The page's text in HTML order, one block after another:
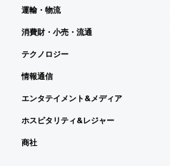
運輸・物流
消費財・小売・流通
テクノロジー
情報通信
エンタテイメント&メディア
ホスピタリティ&レジャー
商社